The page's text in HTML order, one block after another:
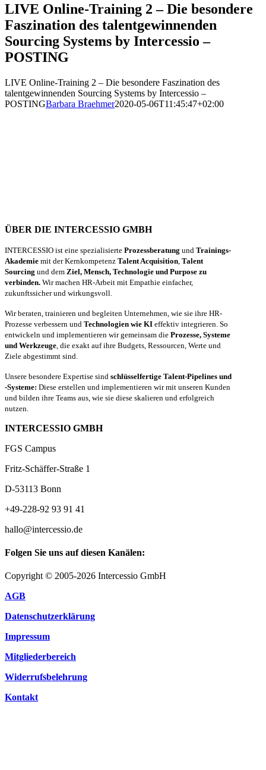
LIVE Online-Training 2 – Die besondere
Faszination des talentgewinnenden
Sourcing Systems by Intercessio –
POSTING
LIVE Online-Training 2 – Die besondere Faszination des
talentgewinnenden Sourcing Systems by Intercessio –
POSTINGBarbara Braehmer2020-05-06T11:45:47+02:00
ÜBER DIE INTERCESSIO GMBH
INTERCESSIO ist eine spezialisierte Prozessberatung und Trainings-
Akademie mit der Kernkompetenz Talent Acquisition Talent
Sourcing und dem Ziel, Mensch, Technologie und Purpose zu
verbinden. Wir machen HR-Arbeit mit Empathie einfacher,
zukunftssicher und wirkungsvoll.
Wir beraten, trainieren und begleiten Unternehmen, wie sie ihre HR-
Prozesse verbessern und Technologien wie KI effektiv integrieren. So
entwickeln und implementieren wir gemeinsam die Prozesse, Systeme
und Werkzeuge , die exakt auf ihre Budgets, Ressourcen, Werte und
Ziele abgestimmt sind.
Unsere besondere Expertise sind schlüsselfertige Talent-Pipelines und
-Systeme: Diese erstellen und implementieren wir mit unseren Kunden
und bilden ihre Teams aus, wie sie diese skalieren und erfolgreich
nutzen.
INTERCESSIO GMBH
FGS Campus
Fritz-Schäffer-Straße 1
D-53113 Bonn
+49-228-92 93 91 41
hallo@intercessio.de
Folgen Sie uns auf diesen Kanälen:
Copyright © 2005-2026 Intercessio GmbH
AGB
Datenschutzerklärung
Impressum
Mitgliederbereich
Widerrufsbelehrung
Kontakt